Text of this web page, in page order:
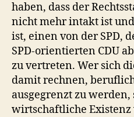
haben, dass der
nicht mehr intakt ist
ist, einen von der SPD,
SPD-orientierten CDU
zu vertreten. Wer sich
damit rechnen,
ausgegrenzt zu werden,
wirtschaftliche